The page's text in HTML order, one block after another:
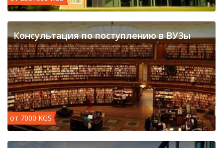
Консультация по поступлению в ВУЗы
от 7000 KGS